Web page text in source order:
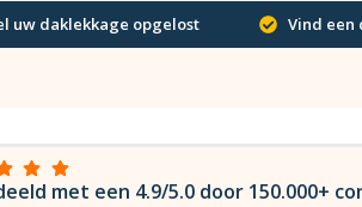
uw daklekkage opgelost Vind een
met een 4.9/5.0 door 150.000+